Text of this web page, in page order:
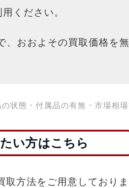
ください。
おおよその買取価格を
状態・付属品の有無・市場相場
い方はこちら
方法をご用意しておりま